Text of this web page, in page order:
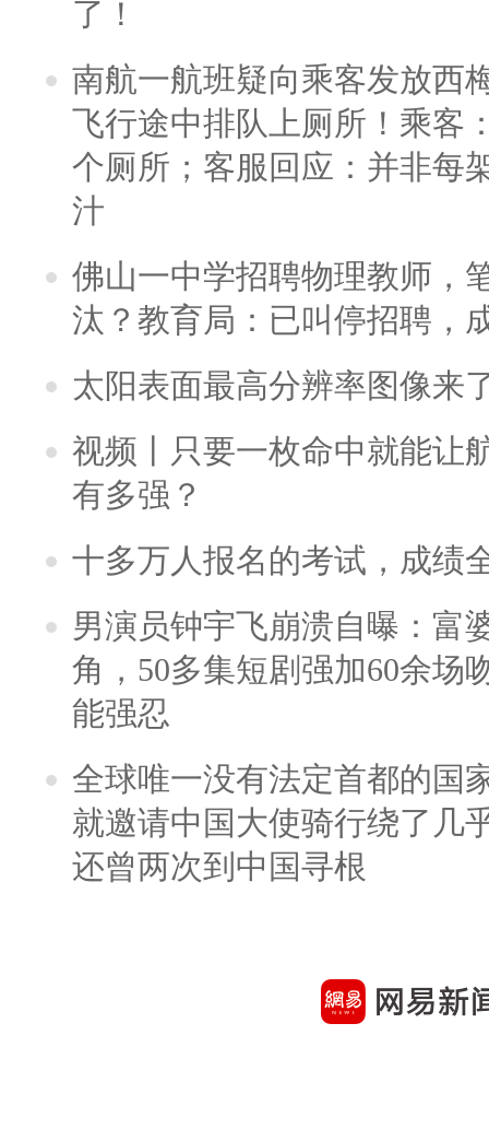
了！
南航一航班疑向乘客发放西
飞行途中排队上厕所！乘客
个厕所；客服回应：并非每
汁
佛山一中学招聘物理教师，
汰？教育局：已叫停招聘，
太阳表面最高分辨率图像来
视频丨只要一枚命中就能让
有多强？
十多万人报名的考试，成绩
男演员钟宇飞崩溃自曝：富
角，50多集短剧强加60余场
能强忍
全球唯一没有法定首都的国
就邀请中国大使骑行绕了几
还曾两次到中国寻根